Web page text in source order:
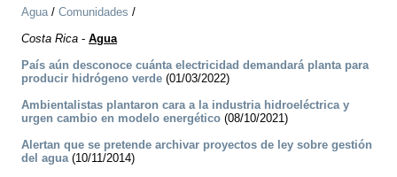
Agua/ Comunidades /
Costa Rica - Agua
País aún desconoce cuánta electricidad demandará planta para
producir hidrógeno verde (01/03/2022)
Ambientalistas plantaron cara a la industria hidroeléctrica y
urgen cambio en modelo energético (08/10/2021)
Alertan que se pretende archivar proyectos de ley sobre gestión
del agua(10/11/2014)